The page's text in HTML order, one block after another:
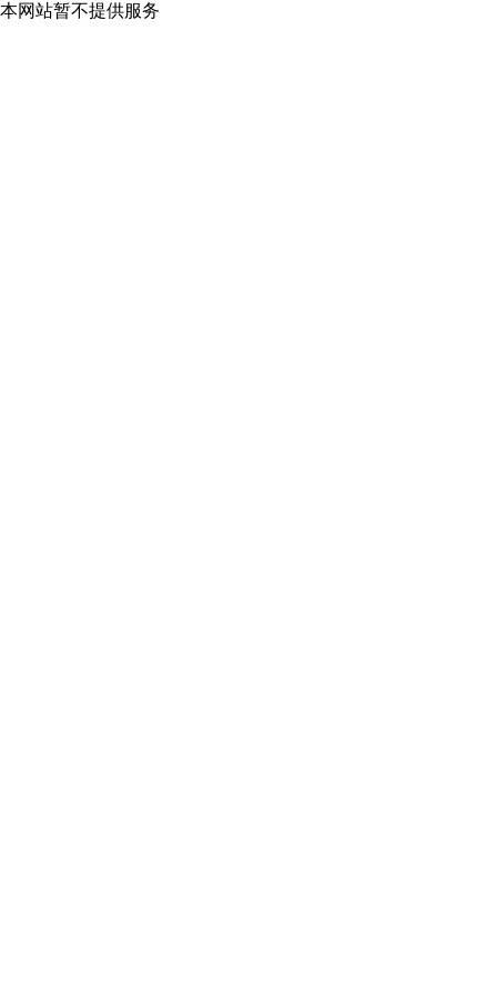
本网站暂不提供服务